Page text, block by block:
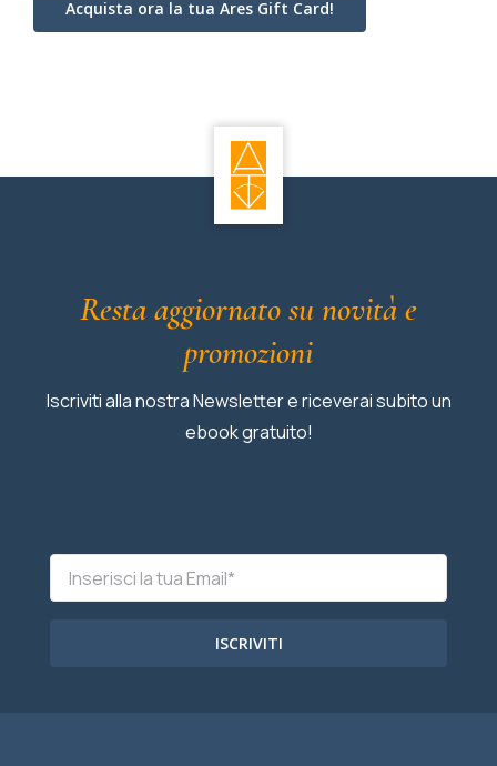
Acquista ora la tua Ares Gift Card!
Resta aggiornato su novità e
promozioni
Iscriviti alla nostra Newsletter e riceverai subito un
ebook gratuito!
ISCRIVITI